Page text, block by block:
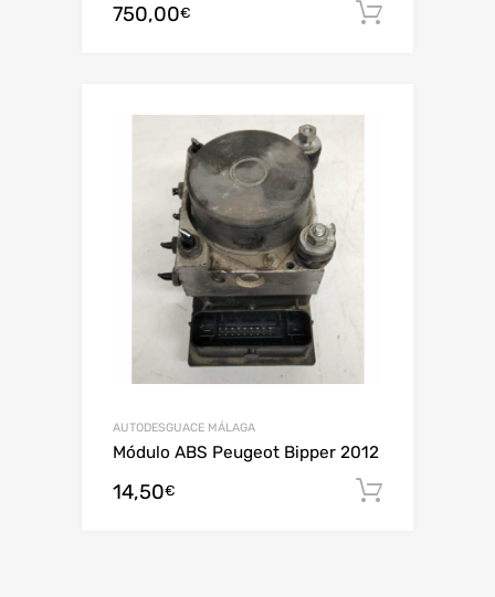
750,00€
AUTODESGUACE MÁLAGA
Módulo ABS Peugeot Bipper 2012
14,50€